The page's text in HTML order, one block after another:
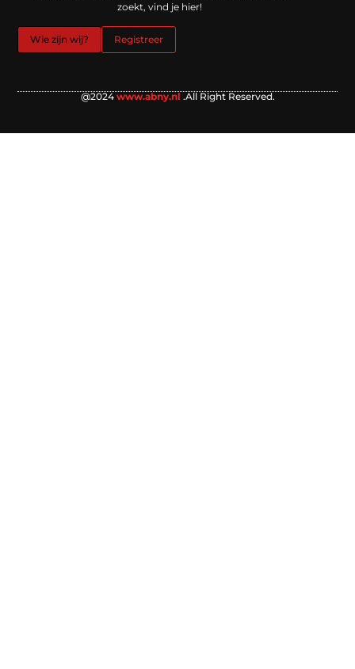
zoekt, vind je hier!
Wie zijn wij? Registreer
@2024 www.abny.nl .All Right Reserved.